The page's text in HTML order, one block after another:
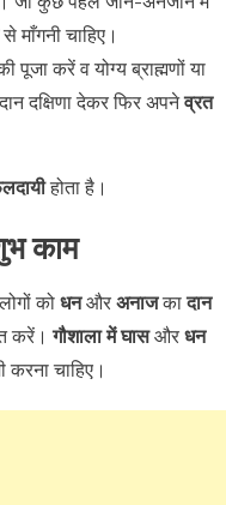
माँगनी चाहिए।
पूजा करें व योग्य ब्राह्मणों या
दक्षिणा देकर फिर अपनेव्रत
होता है।
काम
कोधनऔरअनाजकादान
करें।गौशाला में घासऔरधन
करना चाहिए।